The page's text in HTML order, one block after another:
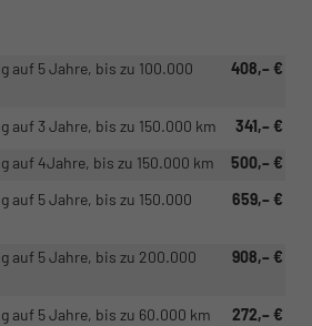
408,– €
auf 5 Jahre, bis zu 100.000
341,– €
auf 3 Jahre, bis zu 150.000 km
500,– €
auf 4Jahre, bis zu 150.000 km
659,– €
auf 5 Jahre, bis zu 150.000
908,– €
auf 5 Jahre, bis zu 200.000
272,– €
auf 5 Jahre, bis zu 60.000 km